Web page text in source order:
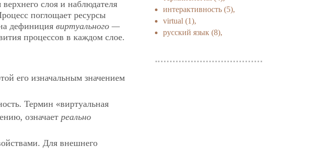
слоя и наблюдателя
поглощает ресурсы
дефиниция виртуального —
процессов в каждом слое.
его изначальным значением
Термин «виртуальная
означает реально
Для внешнего
интерактивность (5),
virtual (1),
русский язык (8),